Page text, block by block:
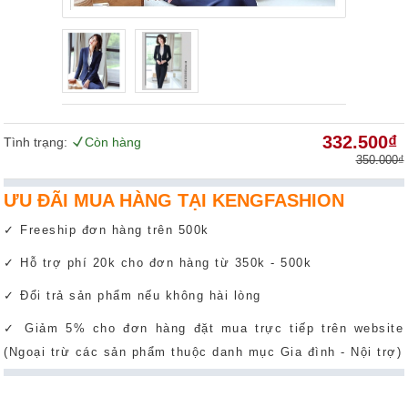
Tình trạng: Còn hàng 332.500₫
350.000₫
ƯU ĐÃI MUA HÀNG TẠI KENGFASHION
✓ Freeship đơn hàng trên 500k
✓ Hỗ trợ phí 20k cho đơn hàng từ 350k - 500k
✓ Đổi trả sản phẩm nếu không hài lòng
✓ Giảm 5% cho đơn hàng đặt mua trực tiếp trên website
(Ngoại trừ các sản phẩm thuộc danh mục Gia đình - Nội trợ)